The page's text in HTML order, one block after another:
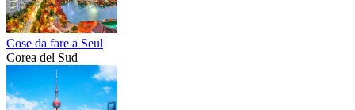
Cose da fare a Seul
Corea del Sud